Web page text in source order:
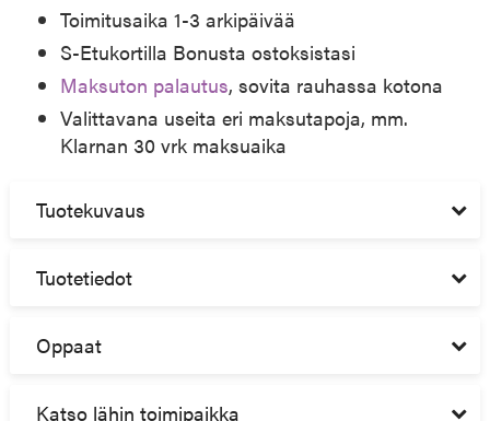
Toimitusaika 1-3 arkipäivää
S-Etukortilla Bonusta ostoksistasi
Maksuton palautus, sovita rauhassa kotona
Valittavana useita eri maksutapoja, mm.
Klarnan 30 vrk maksuaika
Tuotekuvaus
Tuotetiedot
Oppaat
Katso lähin toimipaikka